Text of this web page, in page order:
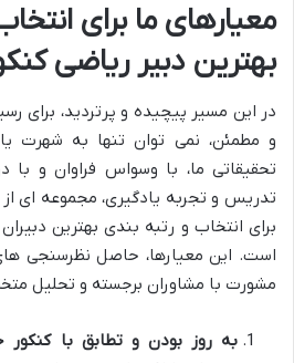
معیارهای ما برای
بهترین دبیر ریاضی
در این مسیر پیچیده و پرتردید، برای
و مطمئن، نمی توان تنها به شهرت یا
تحقیقاتی ما، با وسواس فراوان و با
تدریس و تجربه یادگیری، مجموعه ای
برای انتخاب و رتبه بندی بهترین
است. این معیارها، حاصل نظرسنجی
مشورت با مشاوران برجسته و تحلیل
به روز بودن و تطابق با کنکور